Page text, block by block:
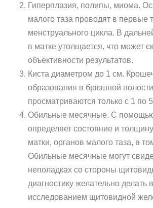
Гиперплазия, полипы, миома.
малого таза проводят в первые
менструального цикла. В
в матке утолщается, что может
объективности результатов.
Киста диаметром до 1 см.
образования в брюшной
просматриваются только с 1 по
Обильные месячные. С
определяет состояние и
матки, органов малого таза, в
Обильные месячные могут
неполадках со стороны
диагностику желательно делать
исследованием щитовидной